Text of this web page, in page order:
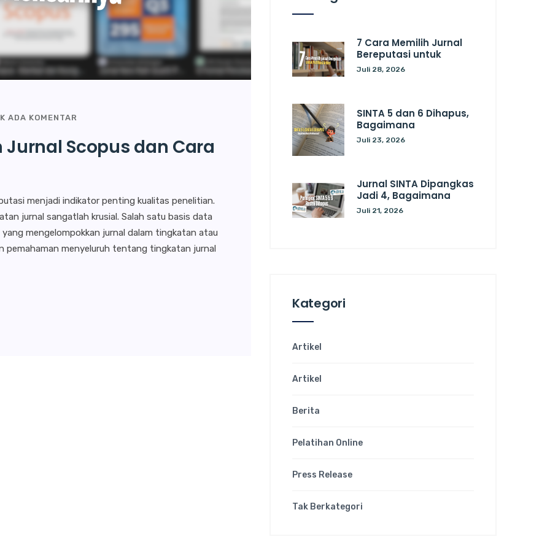
ADA KOMENTAR
Scopus dan Cara
menjadi indikator penting kualitas penelitian.
jurnal sangatlah krusial. Salah satu basis data
mengelompokkan jurnal dalam tingkatan atau
pemahaman menyeluruh tentang tingkatan jurnal
7 Cara Memilih Jurnal
Bereputasi untuk
Juli 28, 2026
SINTA 5 dan 6 Dihapus,
Bagaimana
Juli 23, 2026
Jurnal SINTA Dipangkas
Jadi 4, Bagaimana
Juli 21, 2026
Kategori
Artikel
Artikel
Berita
Pelatihan Online
Press Release
Tak Berkategori